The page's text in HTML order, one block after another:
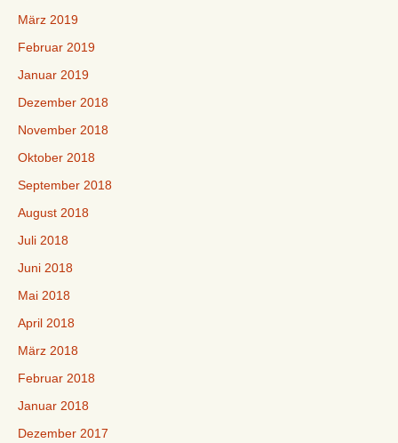
März 2019
Februar 2019
Januar 2019
Dezember 2018
November 2018
Oktober 2018
September 2018
August 2018
Juli 2018
Juni 2018
Mai 2018
April 2018
März 2018
Februar 2018
Januar 2018
Dezember 2017